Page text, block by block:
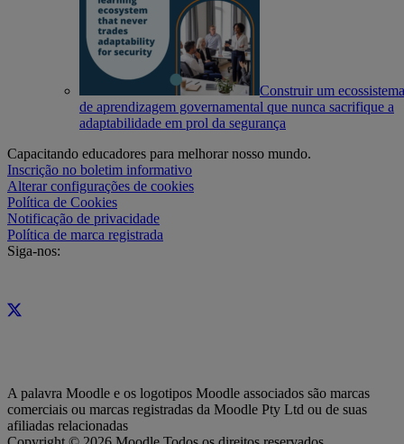
Construir um ecossistema
de aprendizagem governamental que nunca sacrifique a
adaptabilidade em prol da segurança
Capacitando educadores para melhorar nosso mundo.
Inscrição no boletim informativo
Alterar configurações de cookies
Política de Cookies
Notificação de privacidade
Política de marca registrada
Siga-nos:
A palavra Moodle e os logotipos Moodle associados são marcas
comerciais ou marcas registradas da Moodle Pty Ltd ou de suas
afiliadas relacionadas